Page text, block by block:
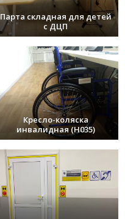
Парта складная для детей
с ДЦП
Кресло-коляска
инвалидная (H035)